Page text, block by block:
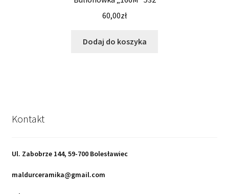
60,00zł
Dodaj do koszyka
Kontakt
Ul. Zabobrze 144, 59-700 Bolesławiec
maldurceramika@gmail.com